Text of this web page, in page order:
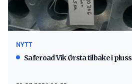
NYTT
Saferoad Vik Ørsta tilbake i pluss